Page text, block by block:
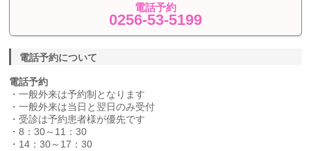
電話予約
0256-53-5199
電話予約について
電話予約
・一般外来は予約制となります
・一般外来は当日と翌日のみ受付
・受診は予約患者様が優先です
・8：30～11：30
・14：30～17：30